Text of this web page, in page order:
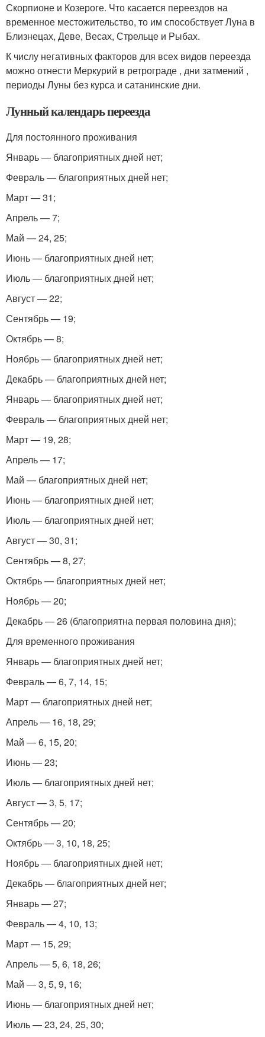
Скорпионе и Козероге. Что касается переездов на
временное местожительство, то им способствует Луна в
Близнецах, Деве, Весах, Стрельце и Рыбах.
К числу негативных факторов для всех видов переезда
можно отнести Меркурий в ретрограде , дни затмений ,
периоды Луны без курса и сатанинские дни.
Лунный календарь переезда
Для постоянного проживания
Январь — благоприятных дней нет;
Февраль — благоприятных дней нет;
Март — 31;
Апрель — 7;
Май — 24, 25;
Июнь — благоприятных дней нет;
Июль — благоприятных дней нет;
Август — 22;
Сентябрь — 19;
Октябрь — 8;
Ноябрь — благоприятных дней нет;
Декабрь — благоприятных дней нет;
Январь — благоприятных дней нет;
Февраль — благоприятных дней нет;
Март — 19, 28;
Апрель — 17;
Май — благоприятных дней нет;
Июнь — благоприятных дней нет;
Июль — благоприятных дней нет;
Август — 30, 31;
Сентябрь — 8, 27;
Октябрь — благоприятных дней нет;
Ноябрь — 20;
Декабрь — 26 (благоприятна первая половина дня);
Для временного проживания
Январь — благоприятных дней нет;
Февраль — 6, 7, 14, 15;
Март — благоприятных дней нет;
Апрель — 16, 18, 29;
Май — 6, 15, 20;
Июнь — 23;
Июль — благоприятных дней нет;
Август — 3, 5, 17;
Сентябрь — 20;
Октябрь — 3, 10, 18, 25;
Ноябрь — благоприятных дней нет;
Декабрь — благоприятных дней нет;
Январь — 27;
Февраль — 4, 10, 13;
Март — 15, 29;
Апрель — 5, 6, 18, 26;
Май — 3, 5, 9, 16;
Июнь — благоприятных дней нет;
Июль — 23, 24, 25, 30;